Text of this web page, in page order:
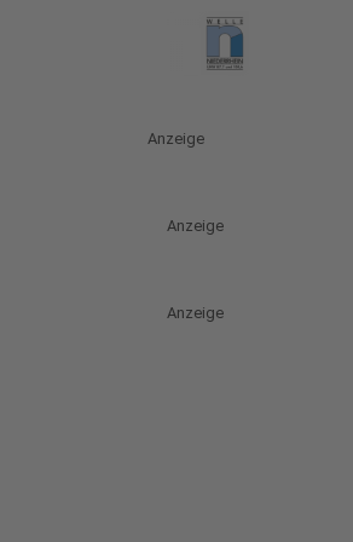
Anzeige
Anzeige
Anzeige